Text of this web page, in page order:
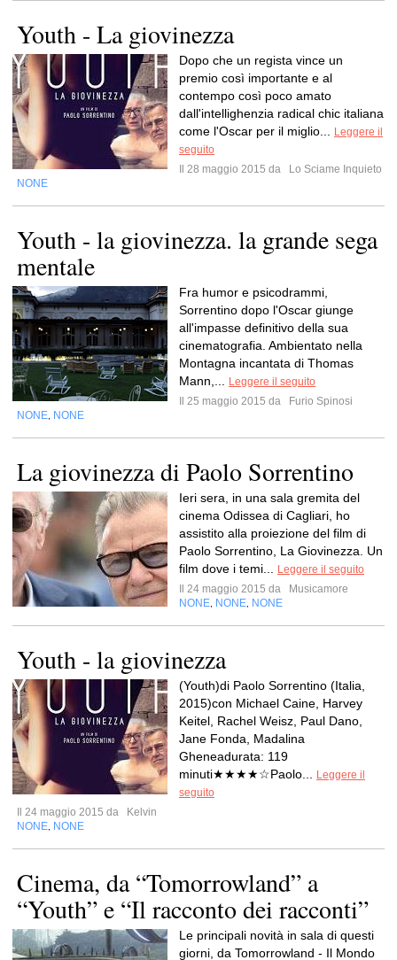
Youth - La giovinezza
Dopo che un regista vince un
premio così importante e al
contempo così poco amato
dall'intellighenzia radical chic italiana
come l'Oscar per il miglio...
Leggere il
seguito
Il 28 maggio 2015 da
Lo Sciame Inquieto
NONE
Youth - la giovinezza. la grande sega
mentale
Fra humor e psicodrammi,
Sorrentino dopo l'Oscar giunge
all'impasse definitivo della sua
cinematografia. Ambientato nella
Montagna incantata di Thomas
Mann,...
Leggere il seguito
Il 25 maggio 2015 da
Furio Spinosi
NONE NONE
La giovinezza di Paolo Sorrentino
Ieri sera, in una sala gremita del
cinema Odissea di Cagliari, ho
assistito alla proiezione del film di
Paolo Sorrentino, La Giovinezza. Un
film dove i temi...
Leggere il seguito
Il 24 maggio 2015 da
Musicamore
NONE NONE NONE
Youth - la giovinezza
(Youth)di Paolo Sorrentino (Italia,
2015)con Michael Caine, Harvey
Keitel, Rachel Weisz, Paul Dano,
Jane Fonda, Madalina
Gheneadurata: 119
minuti★★★★☆Paolo...
Leggere il
seguito
Il 24 maggio 2015 da
Kelvin
NONE NONE
Cinema, da “Tomorrowland” a
“Youth” e “Il racconto dei racconti”
Le principali novità in sala di questi
giorni, da Tomorrowland - Il Mondo